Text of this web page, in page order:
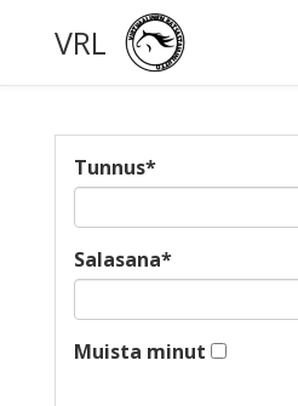
VRL
Tunnus*
Salasana*
Muista minut